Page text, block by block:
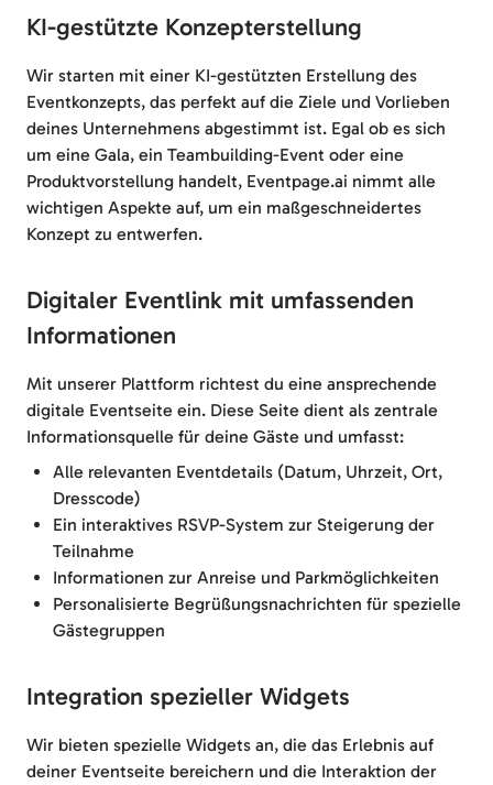
KI-gestützte Konzepterstellung
Wir starten mit einer KI-gestützten Erstellung des
Eventkonzepts, das perfekt auf die Ziele und Vorlieben
deines Unternehmens abgestimmt ist. Egal ob es sich
um eine Gala, ein Teambuilding-Event oder eine
Produktvorstellung handelt, Eventpage.ai nimmt alle
wichtigen Aspekte auf, um ein maßgeschneidertes
Konzept zu entwerfen.
Digitaler Eventlink mit umfassenden
Informationen
Mit unserer Plattform richtest du eine ansprechende
digitale Eventseite ein. Diese Seite dient als zentrale
Informationsquelle für deine Gäste und umfasst:
Alle relevanten Eventdetails (Datum, Uhrzeit, Ort,
Dresscode)
Ein interaktives RSVP-System zur Steigerung der
Teilnahme
Informationen zur Anreise und Parkmöglichkeiten
Personalisierte Begrüßungsnachrichten für spezielle
Gästegruppen
Integration spezieller Widgets
Wir bieten spezielle Widgets an, die das Erlebnis auf
deiner Eventseite bereichern und die Interaktion der